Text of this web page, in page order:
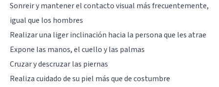
Sonreir y mantener el contacto visual más frecuentemente,
igual que los hombres
Realizar una liger inclinación hacia la persona que les atrae
Expone las manos, el cuello y las palmas
Cruzar y descruzar las piernas
Realiza cuidado de su piel más que de costumbre